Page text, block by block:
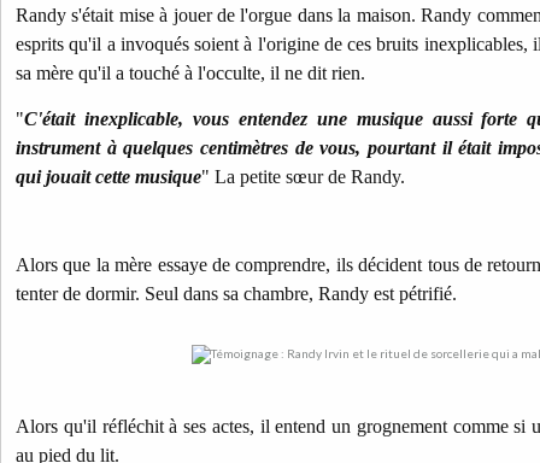
Randy s'était mise à jouer de l'orgue dans la maison.Randy
esprits qu'il a invoqués soient à l'origine de ces bruits inexplicables,
sa mère qu'il a touché à l'occulte, il ne dit rien.
"C'était inexplicable, vous entendez une musique aussi forte
instrument à quelques centimètres de vous, pourtant il était
qui jouait cette musique" La petite sœur de Randy.
Alors que la mère essaye de comprendre, ils décident tous de
tenter de dormir. Seul dans sa chambre, Randy est pétrifié.
Alors qu'il réfléchit à ses actes, il entend un grognement comme si
au pied du lit.